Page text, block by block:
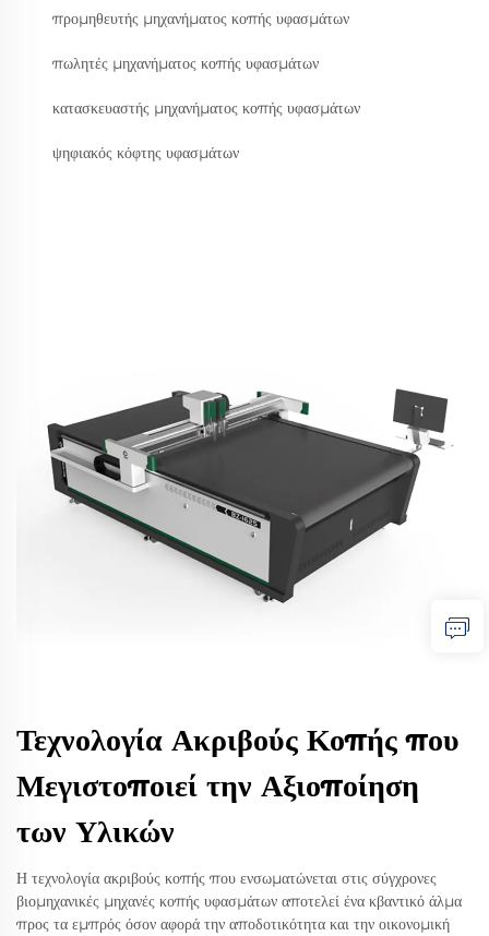
προμηθευτής μηχανήματος κοπής υφασμάτων
πωλητές μηχανήματος κοπής υφασμάτων
κατασκευαστής μηχανήματος κοπής υφασμάτων
ψηφιακός κόφτης υφασμάτων
Τεχνολογία Ακριβούς Κοπής που
Μεγιστοποιεί την Αξιοποίηση
των Υλικών
Η τεχνολογία ακριβούς κοπής που ενσωματώνεται στις σύγχρονες
βιομηχανικές μηχανές κοπής υφασμάτων αποτελεί ένα κβαντικό άλμα
προς τα εμπρός όσον αφορά την αποδοτικότητα και την οικονομική